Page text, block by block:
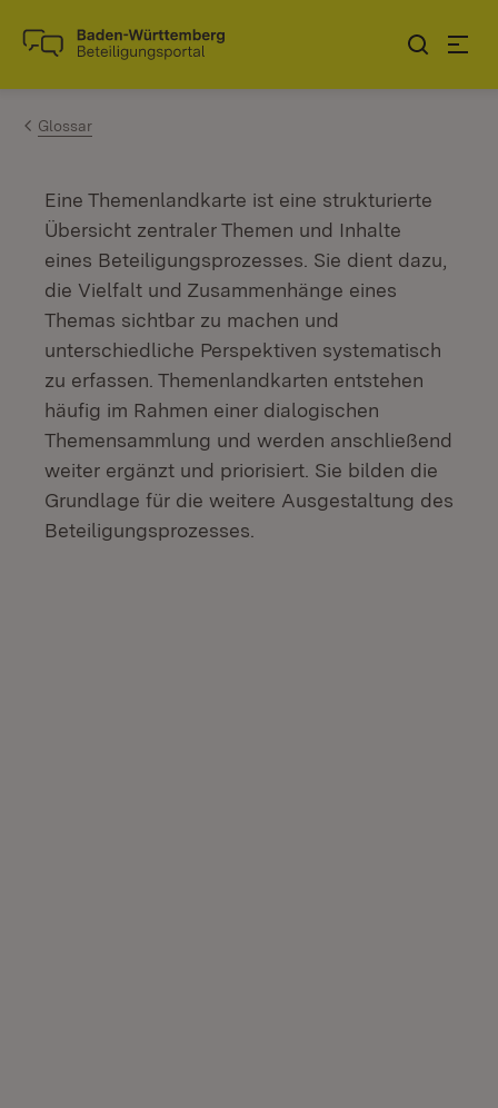
Zum Inhalt springen
Link zur Startseite
Glossar
Eine Themenlandkarte ist eine strukturierte
Übersicht zentraler Themen und Inhalte
eines Beteiligungsprozesses. Sie dient dazu,
die Vielfalt und Zusammenhänge eines
Themas sichtbar zu machen und
unterschiedliche Perspektiven systematisch
zu erfassen. Themenlandkarten entstehen
häufig im Rahmen einer dialogischen
Themensammlung und werden anschließend
weiter ergänzt und priorisiert. Sie bilden die
Grundlage für die weitere Ausgestaltung des
Beteiligungsprozesses.